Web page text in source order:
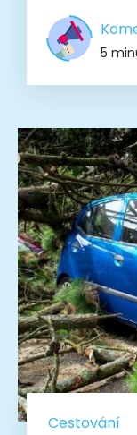
5
Cestování